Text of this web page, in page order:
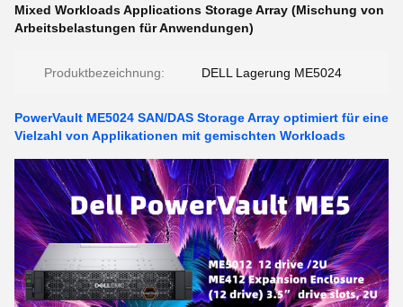
Mixed Workloads Applications Storage Array (Mischung von
Arbeitsbelastungen für Anwendungen)
Produktbezeichnung: DELL Lagerung ME5024
PowerVault ME5024 SAN/DAS Storage Array optimiert für eine
Vielzahl von Applikationen mit gemischten Workloads